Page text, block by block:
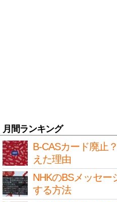
月間ランキング
B-CASカード廃止
えた理由
NHKのBSメッセー
する方法